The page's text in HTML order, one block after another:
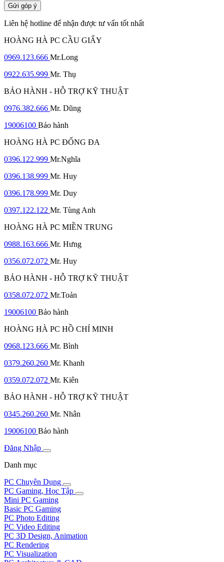
Gửi góp ý
Liên hệ hotline để nhận được tư vấn tốt nhất
HOÀNG HÀ PC CẦU GIẤY
0969.123.666 Mr.Long
0922.635.999 Mr. Thụ
BẢO HÀNH - HỖ TRỢ KỸ THUẬT
0976.382.666 Mr. Dũng
19006100 Bảo hành
HOÀNG HÀ PC ĐỐNG ĐA
0396.122.999 Mr.Nghĩa
0396.138.999 Mr. Huy
0396.178.999 Mr. Duy
0397.122.122 Mr. Tùng Anh
HOÀNG HÀ PC MIỀN TRUNG
0988.163.666 Mr. Hưng
0356.072.072 Mr. Huy
BẢO HÀNH - HỖ TRỢ KỸ THUẬT
0358.072.072 Mr.Toản
19006100 Bảo hành
HOÀNG HÀ PC HỒ CHÍ MINH
0968.123.666 Mr. Bình
0379.260.260 Mr. Khanh
0359.072.072 Mr. Kiên
BẢO HÀNH - HỖ TRỢ KỸ THUẬT
0345.260.260 Mr. Nhân
19006100 Bảo hành
Đăng Nhập
Danh mục
PC Chuyên Dụng
PC Gaming, Học Tập
Mini PC Gaming
Basic PC Gaming
PC Photo Editing
PC Video Editing
PC 3D Design, Animation
PC Rendering
PC Visualization